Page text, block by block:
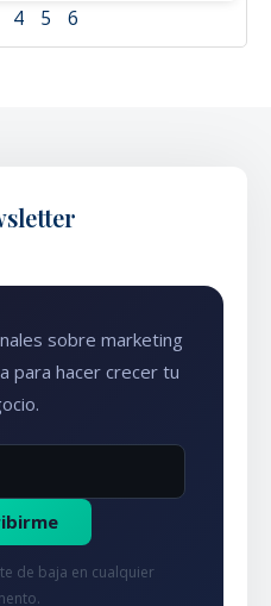
4 5 6
sobre marketing
para hacer crecer tu
de baja en cualquier